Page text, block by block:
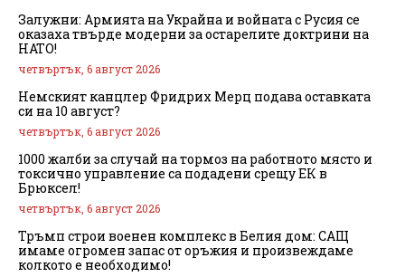
Залужни: Армията на Украйна и войната с Русия се
оказаха твърде модерни за остарелите доктрини на
НАТО!
четвъртък, 6 август 2026
Немският канцлер Фридрих Мерц подава оставката
си на 10 август?
четвъртък, 6 август 2026
1000 жалби за случай на тормоз на работното място и
токсично управление са подадени срещу ЕК в
Брюксел!
четвъртък, 6 август 2026
Тръмп строи военен комплекс в Белия дом: САЩ
имаме огромен запас от оръжия и произвеждаме
колкото е необходимо!